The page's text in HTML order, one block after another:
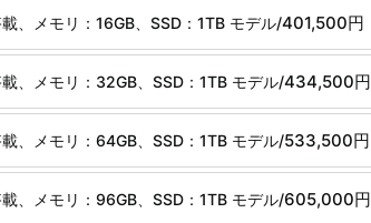
、メモリ：16GB、SSD：1TB モデル/401,500円
、メモリ：32GB、SSD：1TB モデル/434,500円
、メモリ：64GB、SSD：1TB モデル/533,500円
、メモリ：96GB、SSD：1TB モデル/605,000円